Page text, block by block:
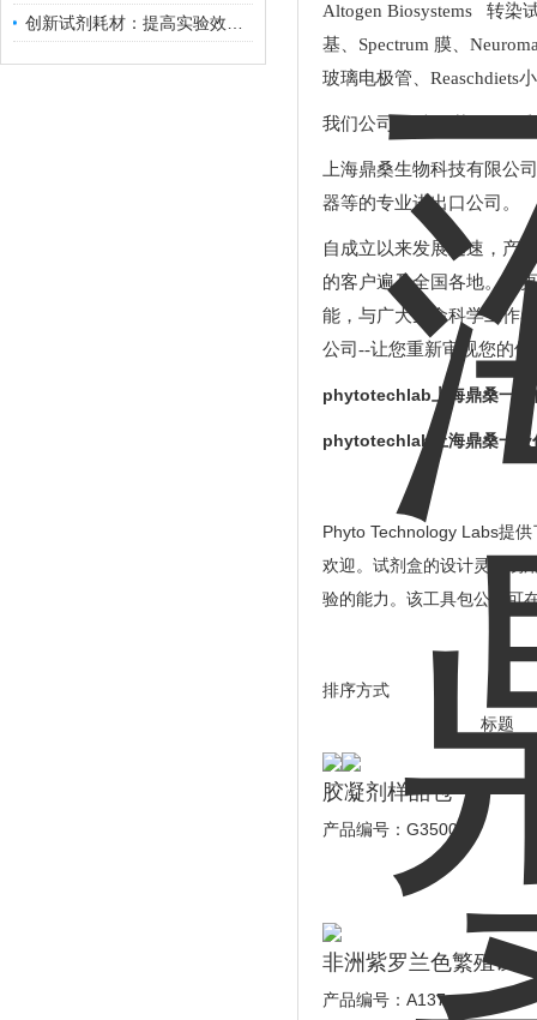
Altogen Biosystems 转染
基
Spectrum 膜
玻璃电极管
Reaschdiets
我们公司zui大优势是*的
上海鼎桑生物科技有限公
器等的专业进出口公司。
自成立以来发展迅速，产
的客户遍及全国各地。为
能，与广大生命科学工作
公司--让您重新审视您的
phytotechlab上海鼎桑一级
phytotechlab上海鼎桑一级
Phyto Technology Labs提
欢迎。试剂盒的设计灵活易
验的能力。该工具包公告可
排序
标题 设
胶凝剂样品包
产品编号：G3500
非洲紫罗兰色繁殖试
产品编号：A137